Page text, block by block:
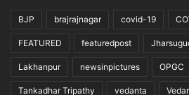
BJP brajrajnagar covid-19
FEATURED featuredpost
Lakhanpur newsinpictures OPGC
Tankadhar Tripathy vedanta